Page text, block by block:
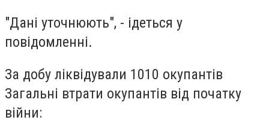
"Дані уточнюють", - ідеться у
повідомленні.
За добу ліквідували 1010 окупантів
Загальні втрати окупантів від початку
війни: